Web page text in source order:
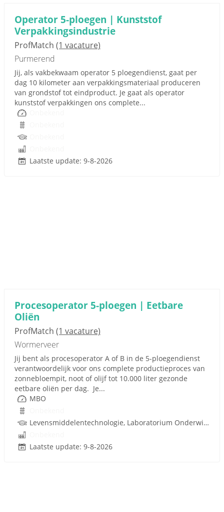
Operator 5-ploegen | Kunststof
Verpakkingsindustrie
ProfMatch (1 vacature)
Purmerend
Jij, als vakbekwaam operator 5 ploegendienst, gaat per
dag 10 kilometer aan verpakkingsmateriaal produceren
van grondstof tot eindproduct. Je gaat als operator
kunststof verpakkingen ons complete...
Laatste update: 9-8-2026
Procesoperator 5-ploegen | Eetbare
Oliën
ProfMatch (1 vacature)
Wormerveer
Jij bent als procesoperator A of B in de 5-ploegendienst
verantwoordelijk voor ons complete productieproces van
zonnebloempit, noot of olijf tot 10.000 liter gezonde
eetbare oliën per dag. Je...
MBO
Levensmiddelentechnologie, Laboratorium Onderwijs, Procestechnologie
Laatste update: 9-8-2026